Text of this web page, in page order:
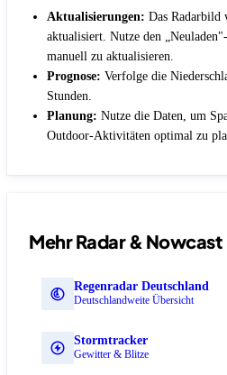
Aktualisierungen: Das
aktualisiert. Nutze den
manuell zu aktualisieren.
Prognose: Verfolge die
Stunden.
Planung: Nutze die Daten, um
Outdoor-Aktivitäten optimal zu
Mehr Radar & Nowcast
Regenradar Deutschland
Deutschlandweite Übersicht
Stormtracker
Gewitter & Blitze